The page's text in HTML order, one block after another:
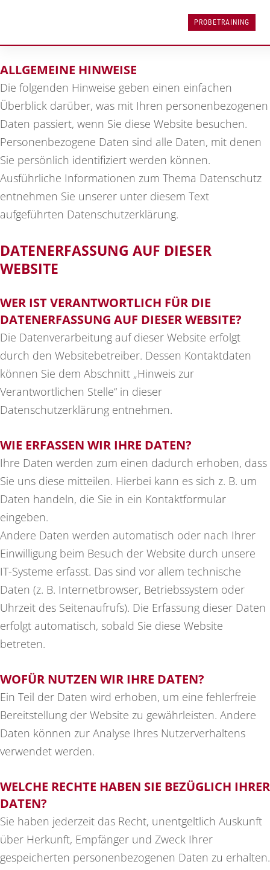
PROBETRAINING
1. DATENSCHUTZ AUF EINEN BLICK
ALLGEMEINE HINWEISE
Die folgenden Hinweise geben einen einfachen
Überblick darüber, was mit Ihren personenbezogenen
Daten passiert, wenn Sie diese Website besuchen.
Personenbezogene Daten sind alle Daten, mit denen
Sie persönlich identifiziert werden können.
Ausführliche Informationen zum Thema Datenschutz
entnehmen Sie unserer unter diesem Text
aufgeführten Datenschutzerklärung.
DATENERFASSUNG AUF DIESER
WEBSITE
WER IST VERANTWORTLICH FÜR DIE
DATENERFASSUNG AUF DIESER WEBSITE?
Die Datenverarbeitung auf dieser Website erfolgt
durch den Websitebetreiber. Dessen Kontaktdaten
können Sie dem Abschnitt „Hinweis zur
Verantwortlichen Stelle“ in dieser
Datenschutzerklärung entnehmen.
WIE ERFASSEN WIR IHRE DATEN?
Ihre Daten werden zum einen dadurch erhoben, dass
Sie uns diese mitteilen. Hierbei kann es sich z. B. um
Daten handeln, die Sie in ein Kontaktformular
eingeben.
Andere Daten werden automatisch oder nach Ihrer
Einwilligung beim Besuch der Website durch unsere
IT-Systeme erfasst. Das sind vor allem technische
Daten (z. B. Internetbrowser, Betriebssystem oder
Uhrzeit des Seitenaufrufs). Die Erfassung dieser Daten
erfolgt automatisch, sobald Sie diese Website
betreten.
WOFÜR NUTZEN WIR IHRE DATEN?
Ein Teil der Daten wird erhoben, um eine fehlerfreie
Bereitstellung der Website zu gewährleisten. Andere
Daten können zur Analyse Ihres Nutzerverhaltens
verwendet werden.
WELCHE RECHTE HABEN SIE BEZÜGLICH IHRER
DATEN?
Sie haben jederzeit das Recht, unentgeltlich Auskunft
über Herkunft, Empfänger und Zweck Ihrer
gespeicherten personenbezogenen Daten zu erhalten.